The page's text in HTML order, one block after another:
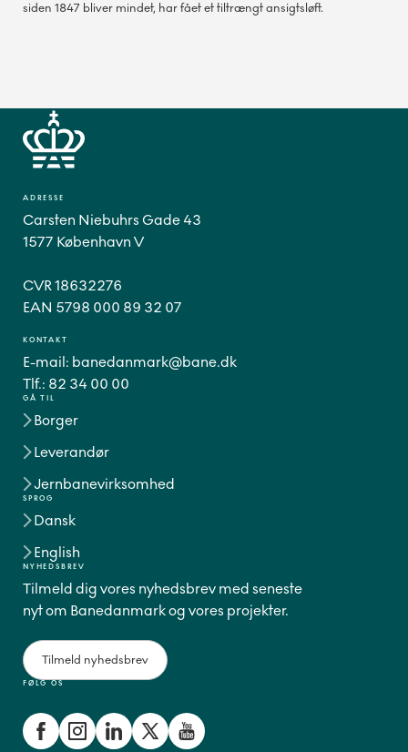
siden 1847 bliver mindet, har fået et tiltrængt ansigtsløft.
GÅ TIL
Borger
Leverandør
Jernbanevirksomhed
SPROG
Dansk
English
FØLG OS
ADRESSE
Carsten Niebuhrs Gade 43
1577 København V
CVR 18632276
EAN 5798 000 89 32 07
KONTAKT
E-mail: banedanmark@bane.dk
Tlf.: 82 34 00 00
NYHEDSBREV
Tilmeld dig vores nyhedsbrev med seneste
nyt om Banedanmark og vores projekter.
Tilmeld nyhedsbrev